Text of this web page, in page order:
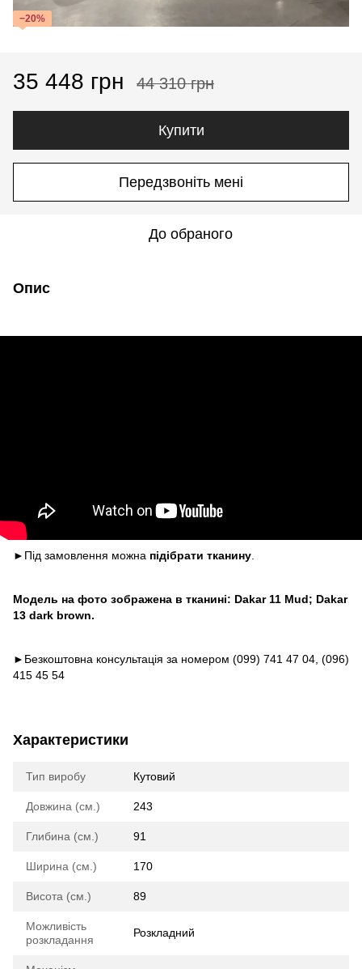
−20%
35 448 грн 44 310 грн
Купити
Передзвоніть мені
До обраного
Опис
►Під замовлення можна підібрати тканину
Модель на фото зображена в тканині: Dakar 11 Mud; Dakar
13 dark brown.
►Безкоштовна консультація за номером (099) 741 47 04 (096)
415 45 54
Характеристики
Тип виробу Кутовий
Довжина (см.) 243
Глибина (см.) 91
Ширина (см.) 170
Висота (см.) 89
Можливість
розкладання
Розкладний